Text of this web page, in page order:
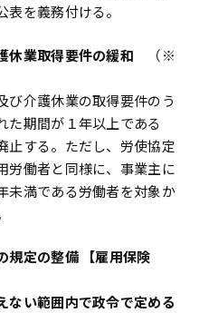
を義務付ける。
休業取得要件の緩和 （※
び介護休業の取得要件のう
た期間が１年以上である
止する。ただし、労使協定
労働者と同様に、事業主に
未満である労働者を対象か
定の整備 【雇用保険
ない範囲内で政令で定める